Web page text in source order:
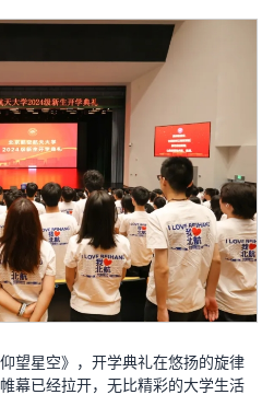
望星空》，开学典礼在悠扬的旋律
幕已经拉开，无比精彩的大学生活